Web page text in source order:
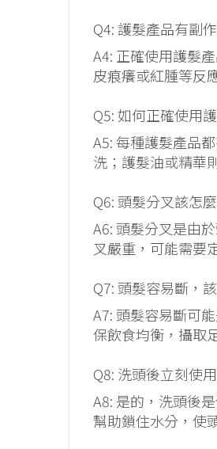
Q4: 護髮產品有副
A4: 正確使用護髮
皮痕癢或紅腫等反
Q5: 如何正確使用
A5: 每種護髮產品
洗；護髮油或精華
Q6: 頭髮分叉該怎
A6: 頭髮分叉是由
叉嚴重，可能需要
Q7: 頭髮容易斷，
A7: 頭髮容易斷可
保飲食均衡，攝取
Q8: 洗頭後立刻使
A8: 是的，洗頭後
幫助鎖住水分，使